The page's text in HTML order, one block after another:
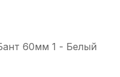
60мм 1 - Белый